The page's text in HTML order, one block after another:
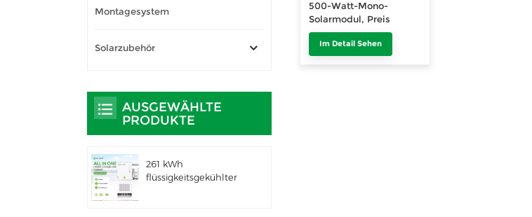
500-Watt-Mono-
Solarmodul, Preis
Im Detail Sehen
Montagesystem
Solarzubehör
AUSGEWÄHLTE
PRODUKTE
261 kWh
flüssigkeitsgekühlter